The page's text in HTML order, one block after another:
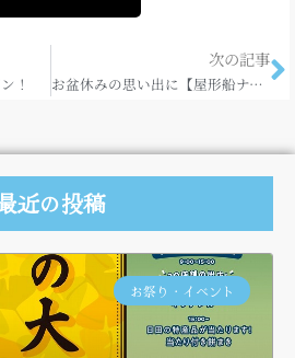
！
次の記事
お盆休みの思い出に【屋形船ナイトクルーズ】！
近の投稿
お祭り・イベント